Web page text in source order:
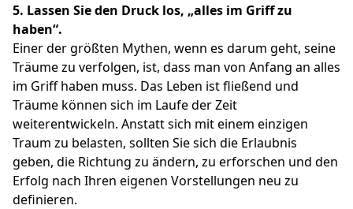
5. Lassen Sie den Druck los, „alles im Griff zu
haben“.
Einer der größten Mythen, wenn es darum geht, seine
Träume zu verfolgen, ist, dass man von Anfang an alles
im Griff haben muss. Das Leben ist fließend und
Träume können sich im Laufe der Zeit
weiterentwickeln. Anstatt sich mit einem einzigen
Traum zu belasten, sollten Sie sich die Erlaubnis
geben, die Richtung zu ändern, zu erforschen und den
Erfolg nach Ihren eigenen Vorstellungen neu zu
definieren.